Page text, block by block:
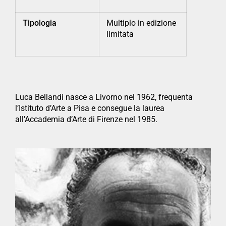
Tipologia
Multiplo in edizione
limitata
Luca Bellandi nasce a Livorno nel 1962, frequenta
l’Istituto d’Arte a Pisa e consegue la laurea
all’Accademia d’Arte di Firenze nel 1985.